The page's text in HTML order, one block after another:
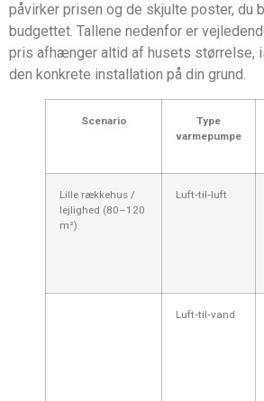
påvirker prisen og de skjulte poster, du
budgettet. Tallene nedenfor er
pris afhænger altid af husets størrelse,
den konkrete installation på din grund.
Scenario
Type
varmepumpe
Lille rækkehus /
lejlighed (80–120
m²)
Luft‑til‑luft
Luft‑til‑vand